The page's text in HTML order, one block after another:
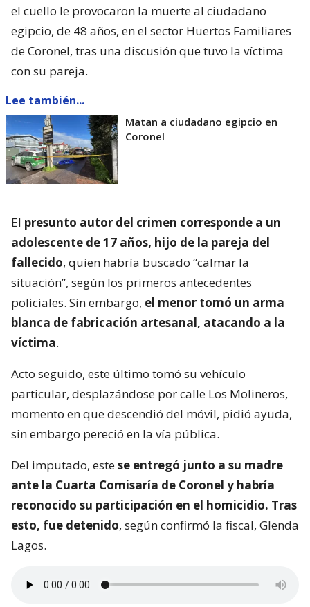
el cuello le provocaron la muerte al ciudadano
egipcio, de 48 años, en el sector Huertos Familiares
de Coronel, tras una discusión que tuvo la víctima
con su pareja.
Lee también...
Matan a ciudadano egipcio en
Coronel
El presunto autor del crimen corresponde a un
adolescente de 17 años, hijo de la pareja del
fallecido, quien habría buscado “calmar la
situación”, según los primeros antecedentes
policiales. Sin embargo, el menor tomó un arma
blanca de fabricación artesanal, atacando a la
víctima.
Acto seguido, este último tomó su vehículo
particular, desplazándose por calle Los Molineros,
momento en que descendió del móvil, pidió ayuda,
sin embargo pereció en la vía pública.
Del imputado, estese entregó junto a su madre
ante la Cuarta Comisaría de Coronel y habría
reconocido su participación en el homicidio. Tras
esto, fue detenido, según confirmó la fiscal, Glenda
Lagos.